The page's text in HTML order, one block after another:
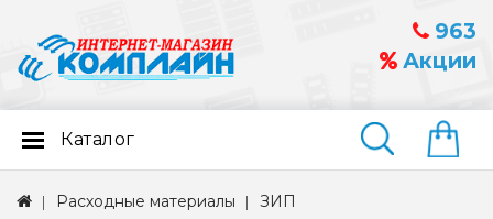
963
Акции
Найти
Каталог
Расходные материалы
ЗИП